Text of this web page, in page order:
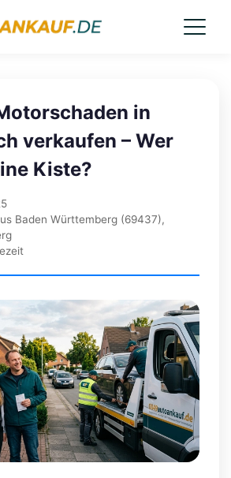
in
verkaufen – Wer
Kiste?
Baden Württemberg (69437),